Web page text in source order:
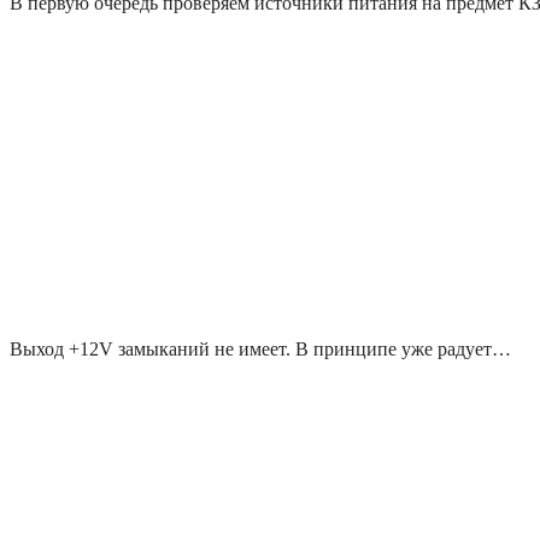
Выход +12V замыканий не имеет. В принципе уже радует…